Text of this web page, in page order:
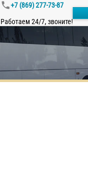
+7 (869) 277-73-87
Работаем 24/7, звоните!